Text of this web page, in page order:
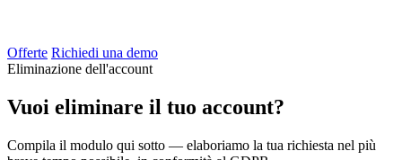
Offerte Richiedi una demo
Eliminazione dell'account
Vuoi eliminare il tuo account?
Compila il modulo qui sotto — elaboriamo la tua richiesta nel più